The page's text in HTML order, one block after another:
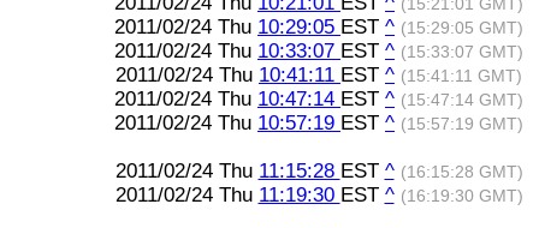
(15:21:01 GMT)
2011/02/24 Thu 10:29:05 EST ^ (15:29:05 GMT)
2011/02/24 Thu 10:33:07 EST ^ (15:33:07 GMT)
2011/02/24 Thu 10:41:11 EST ^ (15:41:11 GMT)
2011/02/24 Thu 10:47:14 EST ^ (15:47:14 GMT)
2011/02/24 Thu 10:57:19 EST ^ (15:57:19 GMT)
2011/02/24 Thu 11:15:28 EST ^ (16:15:28 GMT)
2011/02/24 Thu 11:19:30 EST ^ (16:19:30 GMT)